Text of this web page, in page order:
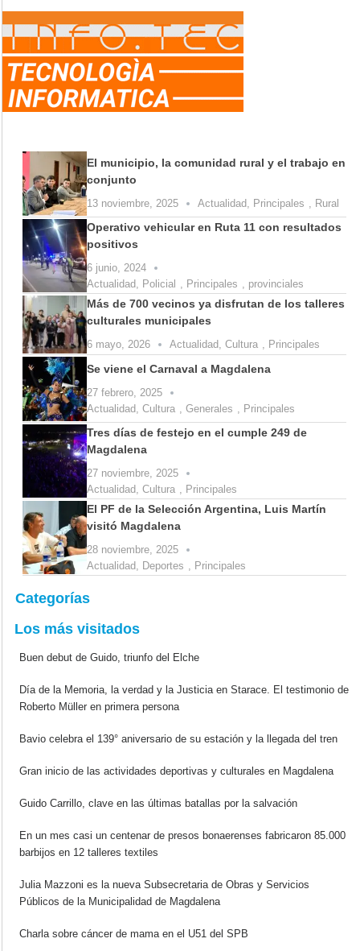
El municipio, la comunidad rural y el trabajo en
conjunto
13 noviembre, 2025 Actualidad Principales Rural
Operativo vehicular en Ruta 11 con resultados
positivos
6 junio, 2024
Actualidad
Policial Principales provinciales
Más de 700 vecinos ya disfrutan de los talleres
culturales municipales
6 mayo, 2026 Actualidad Cultura Principales
Se viene el Carnaval a Magdalena
27 febrero, 2025
Actualidad
Cultura Generales Principales
Tres días de festejo en el cumple 249 de
Magdalena
27 noviembre, 2025
Actualidad
Cultura Principales
El PF de la Selección Argentina, Luis Martín
visitó Magdalena
28 noviembre, 2025
Actualidad
Deportes Principales
Categorías
Los más visitados
Buen debut de Guido, triunfo del Elche
Día de la Memoria, la verdad y la Justicia en Starace. El testimonio de
Roberto Müller en primera persona
Bavio celebra el 139° aniversario de su estación y la llegada del tren
Gran inicio de las actividades deportivas y culturales en Magdalena
Guido Carrillo, clave en las últimas batallas por la salvación
En un mes casi un centenar de presos bonaerenses fabricaron 85.000
barbijos en 12 talleres textiles
Julia Mazzoni es la nueva Subsecretaria de Obras y Servicios
Públicos de la Municipalidad de Magdalena
Charla sobre cáncer de mama en el U51 del SPB